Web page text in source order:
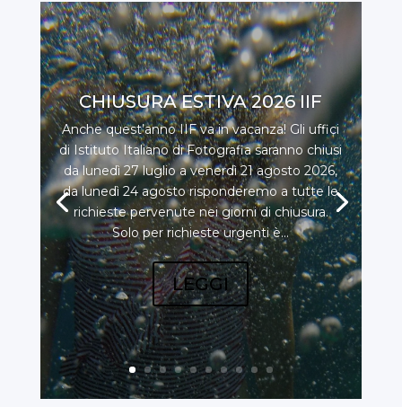
CHIUSURA ESTIVA 2026 IIF
Anche quest’anno IIF va in vacanza! Gli uffici
di Istituto Italiano di Fotografia saranno chiusi
da lunedì 27 luglio a venerdì 21 agosto 2026,
da lunedì 24 agosto risponderemo a tutte le
richieste pervenute nei giorni di chiusura.
Solo per richieste urgenti è...
LEGGI